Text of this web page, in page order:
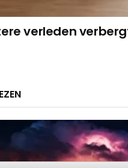
verleden